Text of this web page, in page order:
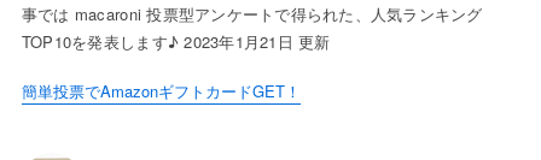
事では macaroni 投票型アンケートで得られた、人気ランキング
TOP10を発表します♪ 2023年1月21日 更新
簡単投票でAmazonギフトカードGET！